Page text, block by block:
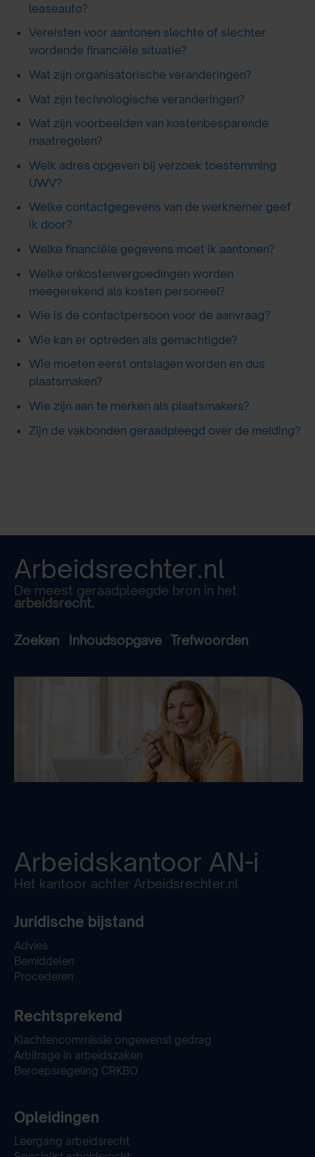
leaseauto?
Vereisten voor aantonen slechte of slechter
wordende financiële situatie?
Wat zijn organisatorische veranderingen?
Wat zijn technologische veranderingen?
Wat zijn voorbeelden van kostenbesparende
maatregelen?
Welk adres opgeven bij verzoek toestemming
UWV?
Welke contactgegevens van de werknemer geef
ik door?
Welke financiële gegevens moet ik aantonen?
Welke onkostenvergoedingen worden
meegerekend als kosten personeel?
Wie is de contactpersoon voor de aanvraag?
Wie kan er optreden als gemachtigde?
Wie moeten eerst ontslagen worden en dus
plaatsmaken?
Wie zijn aan te merken als plaatsmakers?
Zijn de vakbonden geraadpleegd over de melding?
Arbeidsrechter.nl
De meest geraadpleegde bron in het
arbeidsrecht.
Zoeken Inhoudsopgave Trefwoorden
Arbeidskantoor AN-i
Het kantoor achter Arbeidsrechter.nl
Juridische bijstand
Advies
Bemiddelen
Procederen
Rechtsprekend
Klachtencommissie ongewenst gedrag
Arbitrage in arbeidszaken
Beroepsregeling CRKBO
Opleidingen
Leergang arbeidsrecht